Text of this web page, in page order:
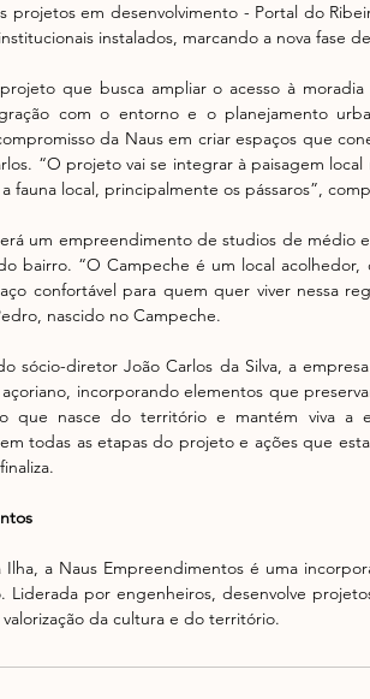
projetos em desenvolvimento - Portal do
instalados, marcando a nova fase
que busca ampliar o acesso à
com o entorno e o planejamento
da Naus em criar espaços que
“O projeto vai se integrar à paisagem
fauna local, principalmente os pássaros”,
um empreendimento de studios de médio
bairro. “O Campeche é um local acolhedor,
confortável para quem quer viver nessa
nascido no Campeche.
sócio-diretor João Carlos da Silva, a
incorporando elementos que
que nasce do território e mantém viva a
todas as etapas do projeto e ações que
Ilha, a Naus Empreendimentos é uma
Liderada por engenheiros, desenvolve
da cultura e do território.